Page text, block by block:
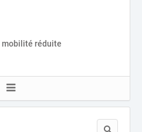
mobilité réduite